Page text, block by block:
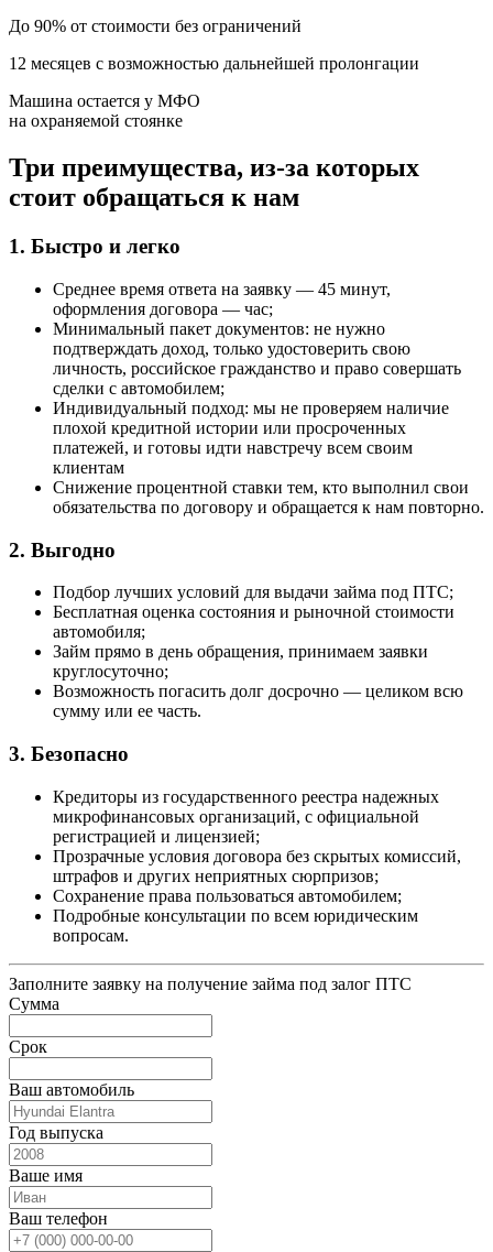
До 90% от стоимости без ограничений
12 месяцев с возможностью дальнейшей пролонгации
Машина остается у МФО
на охраняемой стоянке
Три преимущества, из-за которых
стоит обращаться к нам
1. Быстро и легко
Среднее время ответа на заявку — 45 минут,
оформления договора — час;
Минимальный пакет документов: не нужно
подтверждать доход, только удостоверить свою
личность, российское гражданство и право совершать
сделки с автомобилем;
Индивидуальный подход: мы не проверяем наличие
плохой кредитной истории или просроченных
платежей, и готовы идти навстречу всем своим
клиентам
Снижение процентной ставки тем, кто выполнил свои
обязательства по договору и обращается к нам повторно.
2. Выгодно
Подбор лучших условий для выдачи займа под ПТС;
Бесплатная оценка состояния и рыночной стоимости
автомобиля;
Займ прямо в день обращения, принимаем заявки
круглосуточно;
Возможность погасить долг досрочно — целиком всю
сумму или ее часть.
3. Безопасно
Кредиторы из государственного реестра надежных
микрофинансовых организаций, с официальной
регистрацией и лицензией;
Прозрачные условия договора без скрытых комиссий,
штрафов и других неприятных сюрпризов;
Сохранение права пользоваться автомобилем;
Подробные консультации по всем юридическим
вопросам.
Заполните заявку на получение займа под залог ПТС
Сумма
Срок
Ваш автомобиль
Год выпуска
Ваше имя
Ваш телефон